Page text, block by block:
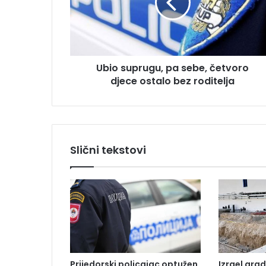
d
u
s
u
u
p
b
e
,
č
e
t
o
r
Ubio suprugu, pa sebe, četvoro
djece ostalo bez roditelja
Slični tekstovi